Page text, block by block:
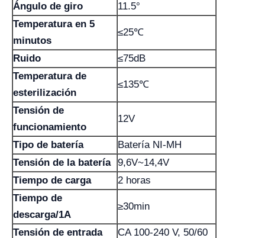
Ángulo de giro
11.5°
Temperatura en 5
minutos
≤25℃
Ruido
≤75dB
Temperatura de
esterilización
≤135℃
Tensión de
funcionamiento
12V
Tipo de batería
Batería NI-MH
Tensión de la batería
9,6V~14,4V
Tiempo de carga
2 horas
Tiempo de
descarga/1A
≥30min
Tensión de entrada
CA 100-240 V, 50/60